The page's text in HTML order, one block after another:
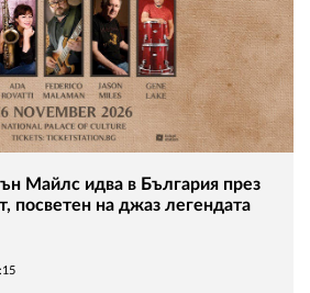
Майлс идва в България през
посветен на джаз легендата